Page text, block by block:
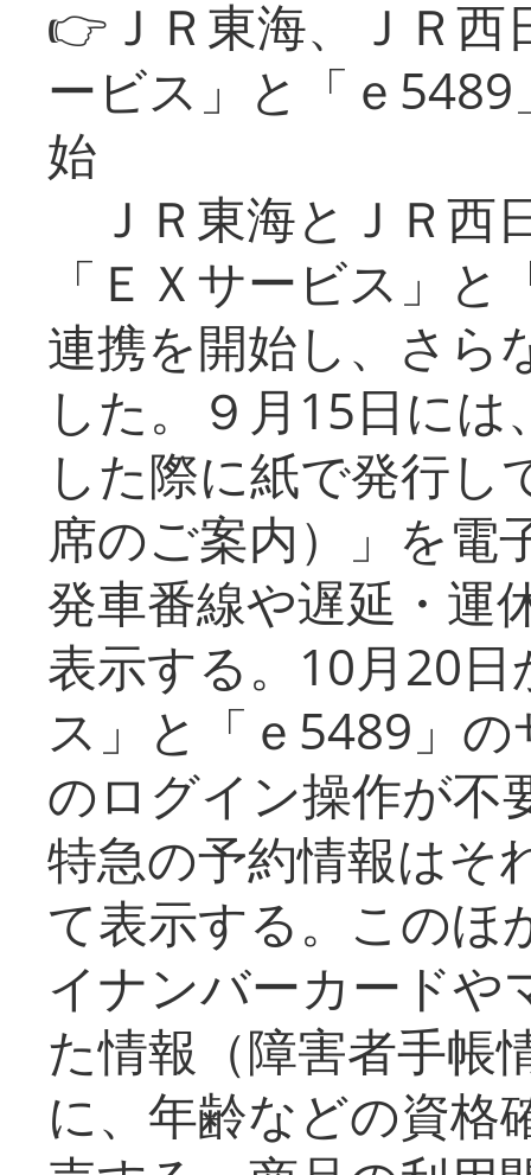
👉ＪＲ東海、ＪＲ
ービス」と「ｅ
始
ＪＲ東海とＪＲ西
「ＥＸサービス」
連携を開始し、さら
した。９月15日に
した際に紙で発行し
席のご案内）」を電
発車番線や遅延・運
表示する。10月20
ス」と「ｅ5489」
のログイン操作が不
特急の予約情報はそ
て表示する。このほ
イナンバーカードや
た情報（障害者手帳
に、年齢などの資格